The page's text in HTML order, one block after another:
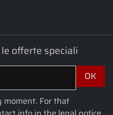
offerte speciali
moment. For that